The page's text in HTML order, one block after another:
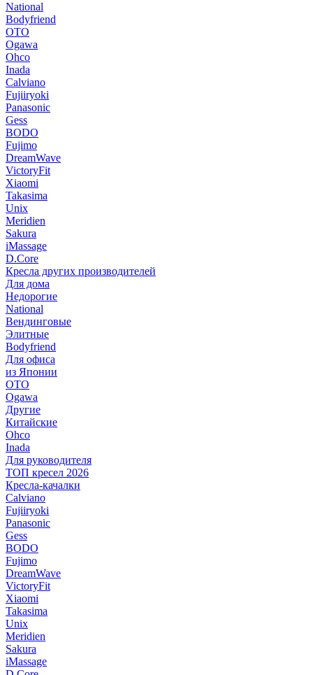
National
Bodyfriend
OTO
Ogawa
Ohco
Inada
Calviano
Fujiiryoki
Panasonic
Gess
BODO
Fujimo
DreamWave
VictoryFit
Xiaomi
Takasima
Unix
Meridien
Sakura
iMassage
D.Core
Кресла других производителей
Для дома
Недорогие
National
Вендинговые
Элитные
Bodyfriend
Для офиса
из Японии
OTO
Ogawa
Другие
Китайские
Ohco
Inada
Для руководителя
ТОП кресел 2026
Кресла-качалки
Calviano
Fujiiryoki
Panasonic
Gess
BODO
Fujimo
DreamWave
VictoryFit
Xiaomi
Takasima
Unix
Meridien
Sakura
iMassage